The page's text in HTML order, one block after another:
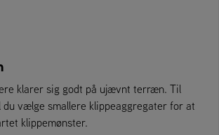
klarer sig godt på ujævnt terræn. Til
vælge smallere klippeaggregater for at
klippemønster.